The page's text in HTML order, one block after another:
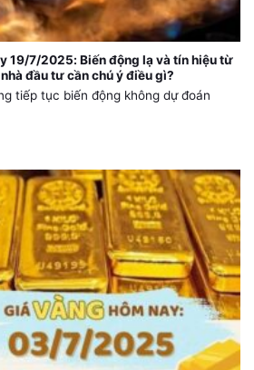
19/7/2025: Biến động lạ và tín hiệu từ
đầu tư cần chú ý điều gì?
tiếp tục biến động không dự đoán